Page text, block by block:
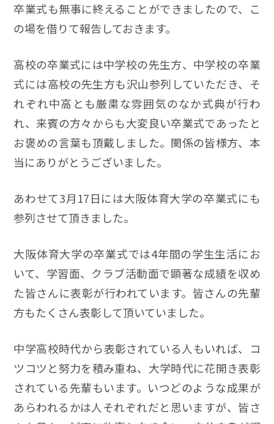
卒業式も無事に終えることができましたので、こ
の場を借りて報告しておきます。
高校の卒業式には中学校の先生方、中学校の卒業
式には高校の先生方も沢山参列していただき、そ
れぞれ中高とも厳粛な雰囲気のなか式典が行わ
れ、来賓の方々からも大変良い卒業式であったと
お褒めの言葉も頂戴しました。関係の皆様方、本
当にありがとうございました。
あわせて3月17日には大阪体育大学の卒業式にも
参列させて頂きました。
大阪体育大学の卒業式では4年間の学生生活にお
いて、学習面、クラブ活動面で顕著な成績を収め
た皆さんに表彰が行われています。皆さんの先輩
方もたくさん表彰して頂いていました。
中学高校時代から表彰されている人もいれば、コ
ツコツと努力を積み重ね、大学時代に花開き表彰
されている先輩もいます。いつどのような成果が
あらわれるかは人それぞれだと思いますが、皆さ